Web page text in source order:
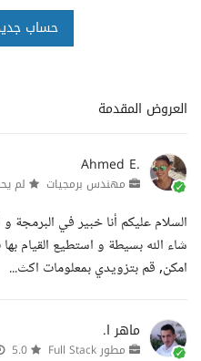
حساب
العروض المقدمة
Ahmed E.
مهندس برمجيات لم
السلام عليكم أنا خبير في البرمجة
شاء الله بسيطة و استطيع القيام
امكن, قم بتزويدي بمعلومات اكث...
ماهر ا.
مطور Full Stack